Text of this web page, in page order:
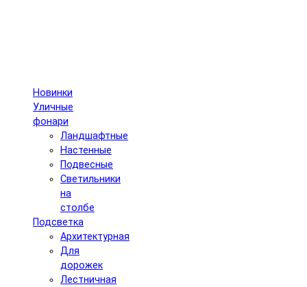
Новинки
Уличные
фонари
Ландшафтные
Настенные
Подвесные
Светильники
на
столбе
Подсветка
Архитектурная
Для
дорожек
Лестничная